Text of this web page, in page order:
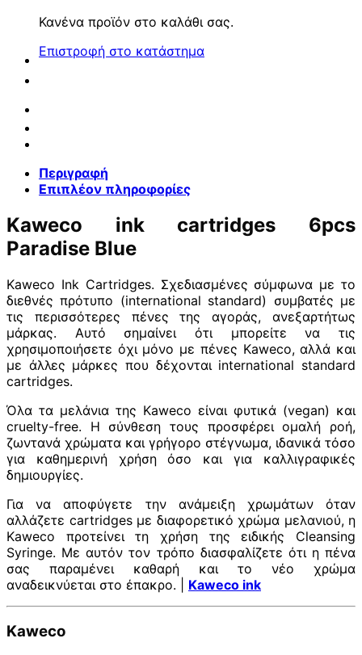
Κανένα προϊόν στο καλάθι σας.
Επιστροφή στο κατάστημα
Blue
Περιγραφή
Επιπλέον πληροφορίες
Kaweco ink cartridges 6pcs
Paradise Blue
Kaweco Ink Cartridges. Σχεδιασμένες σύμφωνα με το
διεθνές πρότυπο (international standard) συμβατές με
τις περισσότερες πένες της αγοράς, ανεξαρτήτως
μάρκας. Αυτό σημαίνει ότι μπορείτε να τις
χρησιμοποιήσετε όχι μόνο με πένες Kaweco, αλλά και
με άλλες μάρκες που δέχονται international standard
cartridges.
Όλα τα μελάνια της Kaweco είναι φυτικά (vegan) και
cruelty-free. Η σύνθεση τους προσφέρει ομαλή ροή,
ζωντανά χρώματα και γρήγορο στέγνωμα, ιδανικά τόσο
για καθημερινή χρήση όσο και για καλλιγραφικές
δημιουργίες.
Για να αποφύγετε την ανάμειξη χρωμάτων όταν
αλλάζετε cartridges με διαφορετικό χρώμα μελανιού, η
Kaweco προτείνει τη χρήση της ειδικής Cleansing
Syringe. Με αυτόν τον τρόπο διασφαλίζετε ότι η πένα
σας παραμένει καθαρή και το νέο χρώμα
αναδεικνύεται στο έπακρο. | Kaweco ink
Kaweco